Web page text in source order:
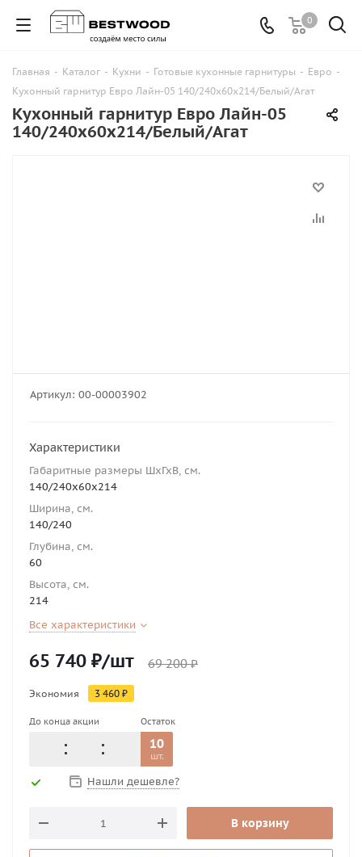
0
Главная - Каталог - Кухни - Готовые кухонные гарнитуры - Евро -
Кухонный гарнитур Евро Лайн-05 140/240х60х214/Белый/Агат
Кухонный гарнитур Евро Лайн-05
140/240х60х214/Белый/Агат
Артикул: 00-00003902
Характеристики
Габаритные размеры ШхГхВ, см.
140/240х60х214
Ширина, см.
140/240
Глубина, см.
60
Высота, см.
214
Все характеристики
65 740 ₽/шт 69 200₽
Экономия 3 460 ₽
До конца акции Остаток
10
шт.
Нашли дешевле?
В корзину